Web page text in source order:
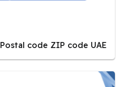
Postal code ZIP code UAE الرمز البريدي الامارات